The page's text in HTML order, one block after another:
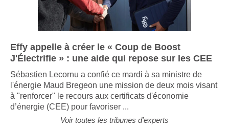
Effy appelle à créer le « Coup de Boost
J'Électrifie » : une aide qui repose sur les CEE
Sébastien Lecornu a confié ce mardi à sa ministre de
l'énergie Maud Bregeon une mission de deux mois visant
à "renforcer" le recours aux certificats d'économie